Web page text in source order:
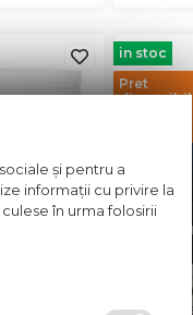
in stoc
Pret
disponibil
și pentru a
informații cu privire la
în urma folosirii